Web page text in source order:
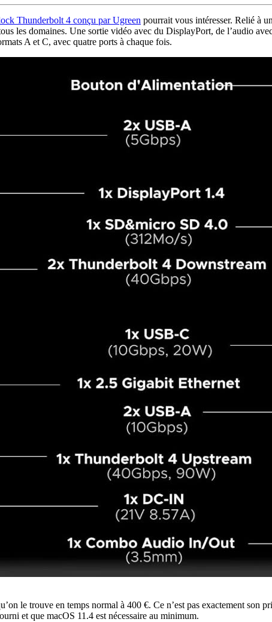
Thunderbolt 4 conçu par Ugreen pourrait vous intéresser. Relié à
les domaines. Une sortie vidéo avec du DisplayPort, de l’audio
A et C, avec quatre ports à chaque fois.
le trouve en temps normal à 400 €. Ce n’est pas exactement son
et que macOS 11.4 est nécessaire au minimum.